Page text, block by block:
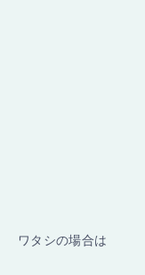
ワタシの場合は